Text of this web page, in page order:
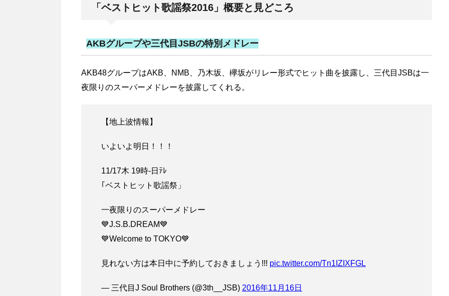
「ベストヒット歌謡祭2016」概要と見どころ
AKBグループや三代目JSBの特別メドレー
AKB48グループはAKB、NMB、乃木坂、欅坂がリレー形式でヒット曲を披露し、三代目JSBは一
夜限りのスーパーメドレーを披露してくれる。
【地上波情報】
いよいよ明日！！！
11/17木 19時-日ﾃﾚ
｢ベストヒット歌謡祭」
一夜限りのスーパーメドレー
💙J.S.B.DREAM💙
💙Welcome to TOKYO💙
見れない方は本日中に予約しておきましょう!!! pic.twitter.com/Tn1IZIXFGL
— 三代目J Soul Brothers (@3th__JSB) 2016年11月16日